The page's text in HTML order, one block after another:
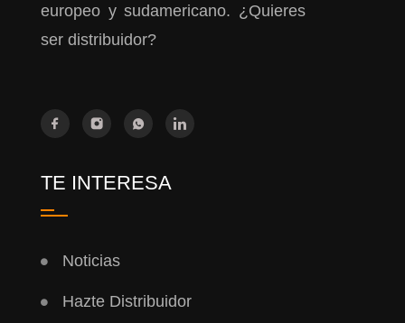
europeo y sudamericano. ¿Quieres
ser distribuidor?
TE INTERESA
Noticias
Hazte Distribuidor